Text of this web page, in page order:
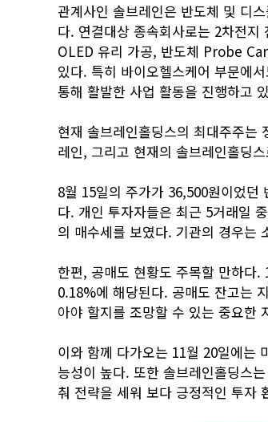
관계사인 솔브레인은 반도체 및 디
다. 연결대상 종속회사로는 2차전
OLED 유리 가공, 반도체 Probe
있다. 특히 바이오헬스케어 부문
통해 활발한 사업 활동을 진행하고
현재 솔브레인홀딩스의 최대주주는
레인, 그리고 현재의 솔브레인홀딩
8월 15일의 주가가 36,500원이었던
다. 개인 투자자들은 최근 5거래일
의 매수세를 보였다. 기관의 경우는
한편, 공매도 현황도 주목할 만하다
0.18%에 해당된다. 공매도 잔고는
아야 할지를 조망할 수 있는 중요한
이와 함께 다가오는 11월 20일에는
능성이 높다. 또한 솔브레인홀딩스
춰 전략을 세워 보다 긍정적인 투자